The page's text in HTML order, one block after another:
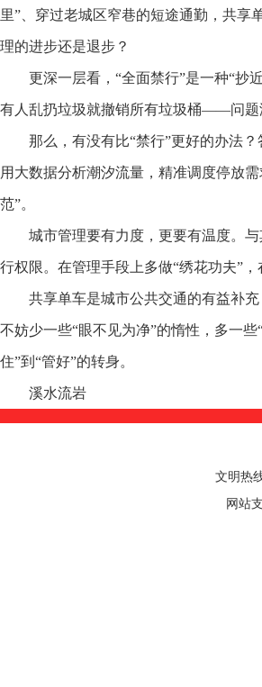
里”、穿过老城区窄巷的短途通勤，共享
理的进步还是退步？
更深一层看，“全面禁行”是一种“抄
有人乱扔垃圾就撤销所有垃圾桶——问题
那么，有没有比“禁行”更好的办法
用大数据分析潮汐流量，精准调度停放
范”。
城市管理要有力度，更要有温度。
行权限。在管理手段上多做“绣花功夫”
共享单车是城市公共交通的有益补
不妨少一些“眼不见为净”的惰性，多一
住”到“管好”的转身。
溪水流岩
文明热
网站